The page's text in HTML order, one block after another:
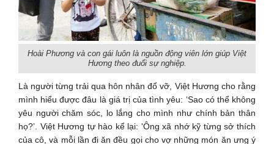
Hoài Phương và con gái luôn là nguồn động viên lớn giúp Việt
Hương theo đuổi sự nghiệp.
Là người từng trải qua hôn nhân đổ vỡ, Việt Hương cho rằng
mình hiểu được đâu là giá trị của tình yêu: ‘Sao có thể không
yêu người chăm sóc, lo lắng cho mình như chính bản thân
họ?’. Việt Hương tự hào kể lại: 'Ông xã nhớ kỹ từng sở thích
của cô, và mỗi lần đi ăn đều gọi cho vợ những món ăn ưng ý